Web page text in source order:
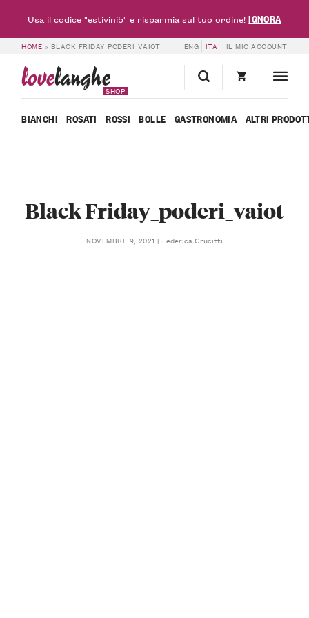
HOME » BLACK FRIDAY_PODERI_VAIOT ENG ITA IL MIO ACCOUNT
lovelanghe
SHOP
BIANCHI ROSATI ROSSI BOLLE GASTRONOMIA ALTRI
Black Friday_poderi_vaiot
NOVEMBRE 9, 2021 Federica Crucitti
Usa il codice "estivini5" e risparmia sul tuo ordine!IGNORA